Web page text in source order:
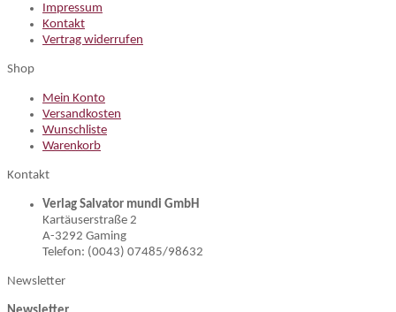
Impressum
Kontakt
Vertrag widerrufen
Shop
Mein Konto
Versandkosten
Wunschliste
Warenkorb
Kontakt
Verlag Salvator mundi GmbH
Kartäuserstraße 2
A-3292 Gaming
Telefon: (0043) 07485/98632
Newsletter